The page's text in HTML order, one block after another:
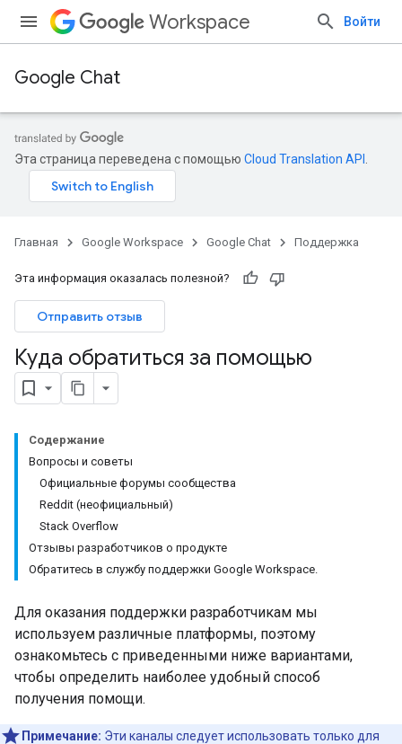
Workspace Войти
Google Chat
Эта страница переведена с помощью Cloud Translation API
Главная Google Workspace Google Chat Поддержка
Эта информация оказалась полезной?
Отправить отзыв
Куда обратиться за помощью
Содержание
Вопросы и советы
Официальные форумы сообщества
Reddit (неофициальный)
Stack Overflow
Отзывы разработчиков о продукте
Обратитесь в службу поддержки Google Workspace.
Для оказания поддержки разработчикам мы
используем различные платформы, поэтому
ознакомьтесь с приведенными ниже вариантами,
чтобы определить наиболее удобный способ
получения помощи.
Примечание: Эти каналы следует использовать только для